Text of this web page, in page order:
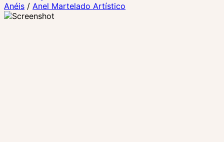
Anéis / Anel Martelado Artístico